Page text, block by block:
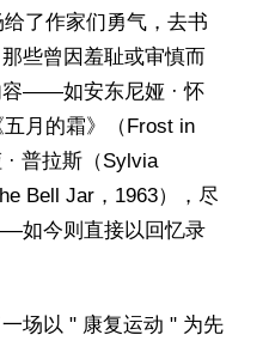
了作家们勇气，去书
些曾因羞耻或审慎而
容——如安东尼娅 · 怀
月的霜》（Frost in
· 普拉斯（Sylvia
Bell Jar，1963），尽
如今则直接以回忆录
场以 " 康复运动 " 为先